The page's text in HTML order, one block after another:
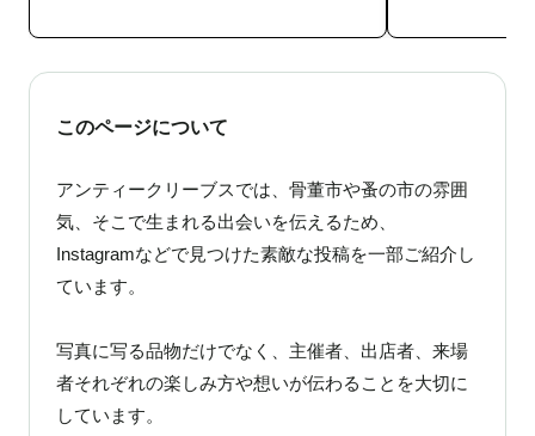
このページについて
アンティークリーブスでは、骨董市や蚤の市の雰囲
気、そこで生まれる出会いを伝えるため、
Instagramなどで見つけた素敵な投稿を一部ご紹介し
ています。
写真に写る品物だけでなく、主催者、出店者、来場
者それぞれの楽しみ方や想いが伝わることを大切に
しています。